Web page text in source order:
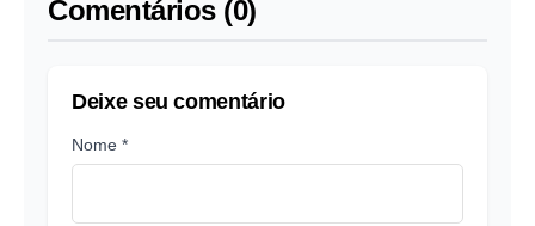
Comentários (0)
Deixe seu comentário
Nome *